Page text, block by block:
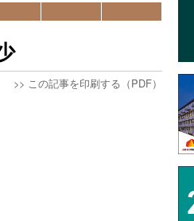
>> この記事を印刷する（PDF）